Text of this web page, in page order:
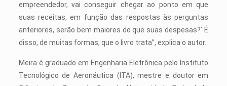
empreendedor, vai conseguir chegar ao ponto em que
suas receitas, em função das respostas às perguntas
anteriores, serão bem maiores do que suas despesas?’ É
disso, de muitas formas, que o livro trata”, explica o autor.
Meira é graduado em Engenharia Eletrônica pelo Instituto
Tecnológico de Aeronáutica (ITA), mestre e doutor em